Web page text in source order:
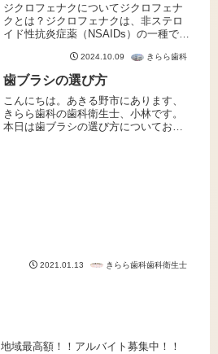
ジクロフェナクについてジクロフェナ
クとは？ジクロフェナクは、非ステロ
イド性抗炎症薬（NSAIDs）の一種で、
す。関節リウマチ、変形性関節症、腰
痛など、様々な痛みや炎症に用いられ
ます。ジクロフェナクの働きジクロ...
2024.10.09 きらら歯科
歯ブラシの選び方
こんにちは。あきる野市にあります、
きらら歯科の歯科衛生士、小林です。
本日は歯ブラシの選び方についてお話
2021.01.13 きらら歯科歯科衛生士
地域最高額！！アルバイト募集中！！